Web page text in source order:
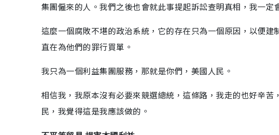
集團僱來的人。我們之後也會就此事提起訴訟查明真相，我一定
這麼一個腐敗不堪的政治系統，它的存在只為一個原因，以便
直在為他們的罪行買單。
我只為一個利益集團服務，那就是你們，美國人民。
相信我，我原本沒有必要來競選總統，這條路，我走的也好辛
民，我覺得這是我應該做的。